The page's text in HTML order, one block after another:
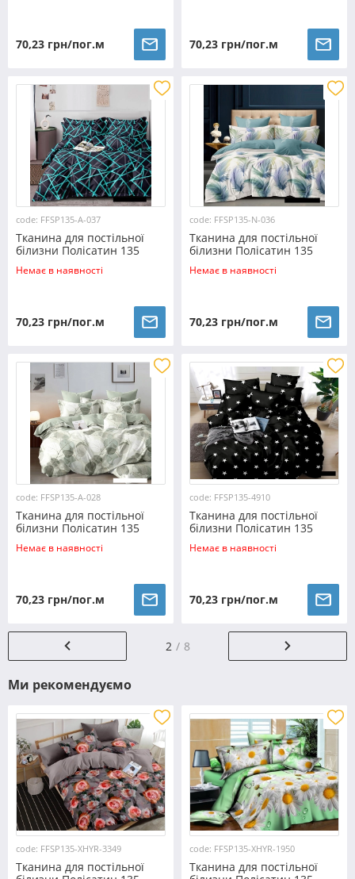
70,23 грн/пог.м 70,23 грн/пог.м
code: FFSP135-A-037
Тканина для постільної
білизни Полісатин 135
SP135-A-037 (60м)
Немає в наявності
70,23 грн/пог.м
code: FFSP135-N-036
Тканина для постільної
білизни Полісатин 135
SP135-N-036 (60м)
Немає в наявності
70,23 грн/пог.м
code: FFSP135-A-028
Тканина для постільної
білизни Полісатин 135
SP135-A-028 (60м)
Немає в наявності
70,23 грн/пог.м
code: FFSP135-4910
Тканина для постільної
білизни Полісатин 135
SP135-4910 (60м)
Немає в наявності
70,23 грн/пог.м
2 8
Ми рекомендуємо
code: FFSP135-XHYR-3349
Тканина для постільної
code: FFSP135-XHYR-1950
Тканина для постільної